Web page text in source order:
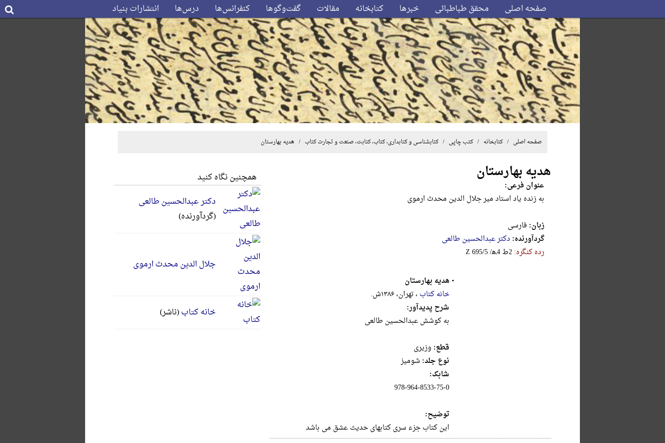
صفحه اصلی محقق طباطبائی خبرها کتابخانه مقالات گفت‌وگوها کنفرانس‌ها درس‌ها انتشارات بنیاد
صفحه اصلی / کتابخانه /کتب چاپی /کتابشناسی و کتابداری، کتاب، کتابت، صنعت و تجارت کتاب / هدیه بهارستان
هدیه بهارستان
عنوان فرعی:
به زنده یاد استاد میر جلال الدین محدث ارموی
زبان: فارسی
گردآورنده: دکتر عبدالحسین طالعی
رده کنگره:‎Z‎ ‎6‎9‎5‎/‎5‎ ‎/‎ه‎ـ‎4‎ ‎ط‎2
•هدیه بهارستان
خانه کتاب ، تهران، ۱۳۸۶ش.
شرح پدیدآور:
به کوشش عبدالحسین طالعی
قطع: وزيرى
نوع جلد: شومیز
شابک:
978-964-8533-75-0
توضیح:
این کتاب جزء سری کتابهای حدیث عشق می باشد
همچنین نگاه کنید
دکتر عبدالحسین طالعی
(گردآورنده)
جلال الدین محدث ارموی
خانه کتاب(ناشر)